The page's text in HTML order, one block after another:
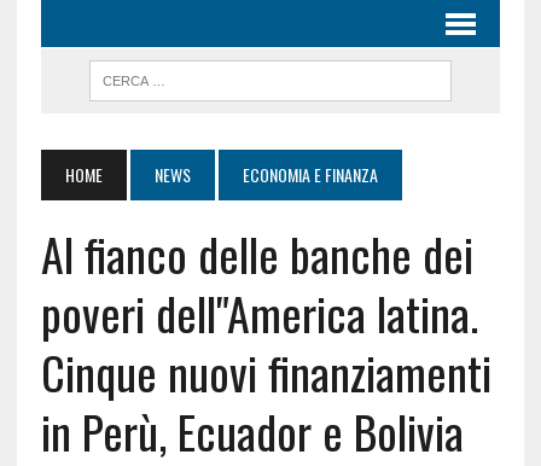
HOME NEWS ECONOMIA E FINANZA
Al fianco delle banche dei
poveri dell"America latina.
Cinque nuovi finanziamenti
in Perù, Ecuador e Bolivia